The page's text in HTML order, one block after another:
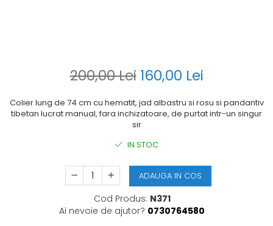
200,00 Lei 160,00 Lei
Colier lung de 74 cm cu hematit, jad albastru si rosu si pandantiv
tibetan lucrat manual, fara inchizatoare, de purtat intr-un singur
sir
IN STOC
ADAUGA IN COS
Cod Produs: N371
Ai nevoie de ajutor? 0730764580